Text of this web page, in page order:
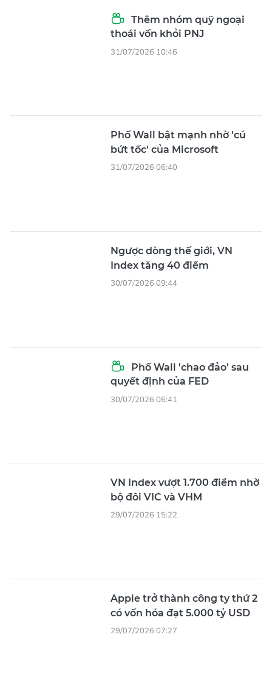
Thêm nhóm quỹ ngoại
thoái vốn khỏi PNJ
31/07/2026 10:46
Phố Wall bật mạnh nhờ 'cú
bứt tốc' của Microsoft
31/07/2026 06:40
Ngược dòng thế giới, VN
Index tăng 40 điểm
30/07/2026 09:44
Phố Wall 'chao đảo' sau
quyết định của FED
30/07/2026 06:41
VN Index vượt 1.700 điểm nhờ
bộ đôi VIC và VHM
29/07/2026 15:22
Apple trở thành công ty thứ 2
có vốn hóa đạt 5.000 tỷ USD
29/07/2026 07:27